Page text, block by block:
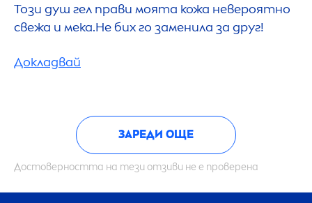
Този душ гел прави моята кожа невероятно
свежа и мека.Не бих го заменила за друг!
Докладвай
ЗАРЕДИ ОЩЕ
Достоверността на тези отзиви не е проверена